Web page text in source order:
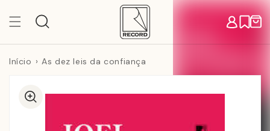
para o
conteúdo
Início As dez leis da confiança